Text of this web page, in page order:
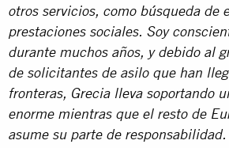
otros servicios, como búsqueda de
prestaciones sociales. Soy
durante muchos años, y debido al
de solicitantes de asilo que han
fronteras, Grecia lleva soportando
enorme mientras que el resto de
asume su parte de